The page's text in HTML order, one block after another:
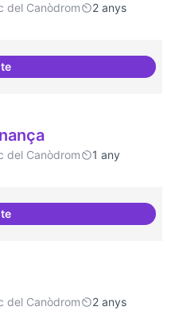
del Canòdrom
2 anys
interna del Model de
del Canòdrom
1 any
i governança
del Canòdrom
2 anys